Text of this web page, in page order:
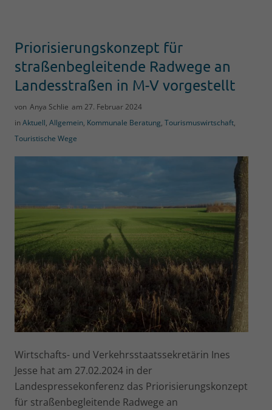
Priorisierungskonzept für
straßenbegleitende Radwege an
Landesstraßen in M-V vorgestellt
von Anya Schlie am 27. Februar 2024
inAktuell, Allgemein, Kommunale Beratung, Tourismuswirtschaft,
Touristische Wege
Wirtschafts- und Verkehrsstaatssekretärin Ines
Jesse hat am 27.02.2024 in der
Landespressekonferenz das Priorisierungskonzept
für straßenbegleitende Radwege an